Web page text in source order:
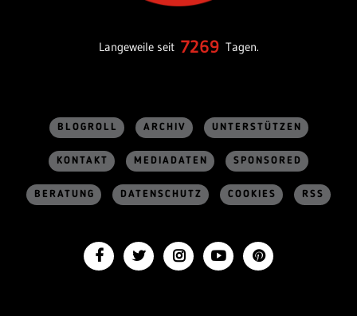
Langeweile seit 7269 Tagen.
BLOGROLL ARCHIV UNTERSTÜTZEN
KONTAKT MEDIADATEN SPONSORED
BERATUNG DATENSCHUTZ COOKIES RSS